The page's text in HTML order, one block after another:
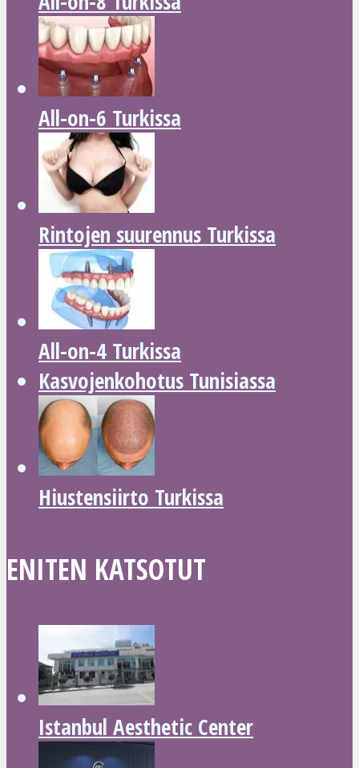
All-on-6 Turkissa
Rintojen suurennus Turkissa
All-on-4 Turkissa
Kasvojenkohotus Tunisiassa
Hiustensiirto Turkissa
ENITEN KATSOTUT
Istanbul Aesthetic Center